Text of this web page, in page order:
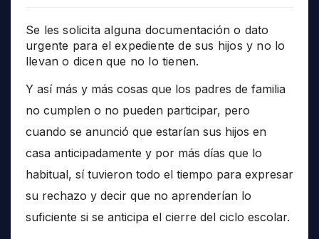
Se les solicita alguna documentación o dato
urgente para el expediente de sus hijos y no lo
llevan o dicen que no lo tienen.
Y así más y más cosas que los padres de familia
no cumplen o no pueden participar, pero
cuando se anunció que estarían sus hijos en
casa anticipadamente y por más días que lo
habitual, sí tuvieron todo el tiempo para expresar
su rechazo y decir que no aprenderían lo
suficiente si se anticipa el cierre del ciclo escolar.